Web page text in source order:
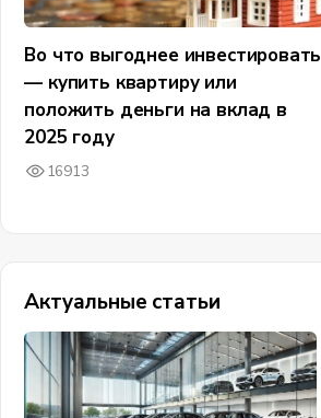
Во что выгоднее инвестировать
— купить квартиру или
положить деньги на вклад в
2025 году
16913
Актуальные статьи